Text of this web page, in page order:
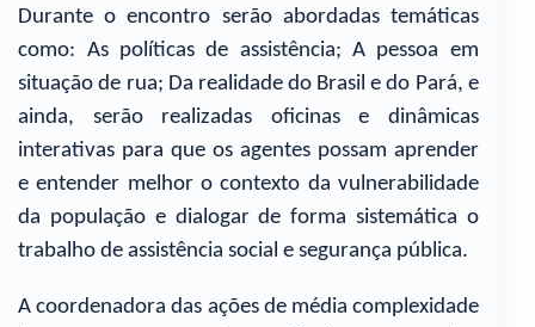
Durante o encontro serão abordadas temáticas
como: As políticas de assistência; A pessoa em
situação de rua; Da realidade do Brasil e do Pará, e
ainda, serão realizadas oficinas e dinâmicas
interativas para que os agentes possam aprender
e entender melhor o contexto da vulnerabilidade
da população e dialogar de forma sistemática o
trabalho de assistência social e segurança pública.
A coordenadora das ações de média complexidade